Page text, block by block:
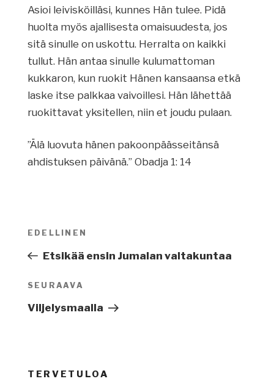
Asioi leivisköilläsi, kunnes Hän tulee. Pidä
huolta myös ajallisesta omaisuudesta, jos
sitä sinulle on uskottu. Herralta on kaikki
tullut. Hän antaa sinulle kulumattoman
kukkaron, kun ruokit Hänen kansaansa etkä
laske itse palkkaa vaivoillesi. Hän lähettää
ruokittavat yksitellen, niin et joudu pulaan.
”Älä luovuta hänen pakoonpäässeitänsä
ahdistuksen päivänä.” Obadja 1: 14
Artikkelien
Edellinen
artikkeli
EDELLINEN
Etsikää ensin Jumalan valtakuntaa
Seuraava
artikkeli
SEURAAVA
Viljelysmaalla
TERVETULOA